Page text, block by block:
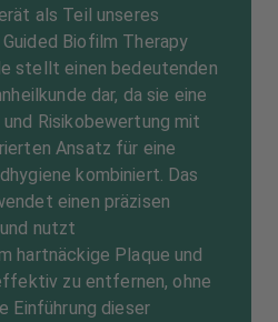
als Teil unseres
Biofilm Therapy
stellt einen bedeutenden
dar, da sie eine
Risikobewertung mit
Ansatz für eine
kombiniert. Das
einen präzisen
nutzt
hartnäckige Plaque und
zu entfernen, ohne
Einführung dieser